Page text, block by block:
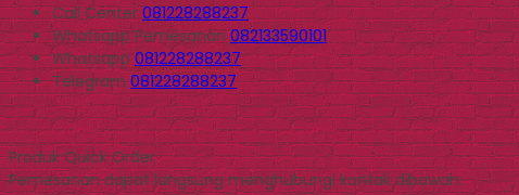
Call Center081228288237
WhatsappPemesanan 082133590101
Whatsapp081228288237
Telegram081228288237
Produk Quick Order
Pemesanan dapat langsung menghubungi kontak dibawah: